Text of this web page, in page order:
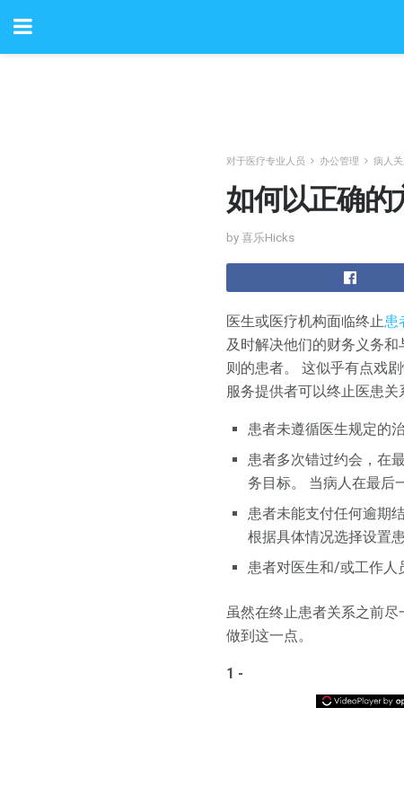
对于医疗专业人员 办公管理 病人
如何以正确的
by 喜乐Hicks
医生或医疗机构面临终止患
及时解决他们的财务义务
则的患者。 这似乎有点戏
服务提供者可以终止医患关
患者未遵循医生规定的治
患者多次错过约会，在
务目标。 当病人在最后
患者未能支付任何逾期
根据具体情况选择设置
患者对医生和/或工作人
虽然在终止患者关系之前
做到这一点。
1 -